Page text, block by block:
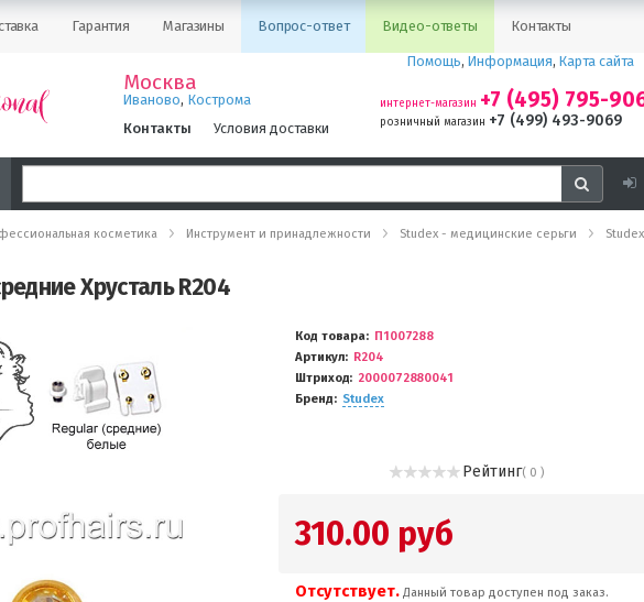
Гарантия Магазины Вопрос-ответ Видео-ответы Контакты
Москва
Иваново, Кострома
Контакты
Условия доставки
Помощь, Информация, Карта сайта
интернет-магазин +7 (495) 795-
розничный магазин +7 (499) 493-9069
косметика Инструмент и принадлежности Studex - медицинские серьги
Хрусталь R204
Код товара
П1007288
Артикул
R204
Штриход
2000072880041
Бренд
Studex
Рейтинг( 0 )
310.00 руб
Отсутствует.Данный товар доступен под заказ.